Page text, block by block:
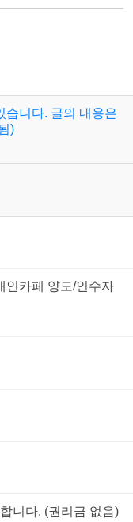
습니다. 글의 내용은
)
인카페 양도/인수자
니다. (권리금 없음)